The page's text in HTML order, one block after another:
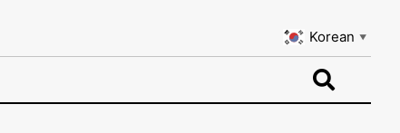
Korean ▼